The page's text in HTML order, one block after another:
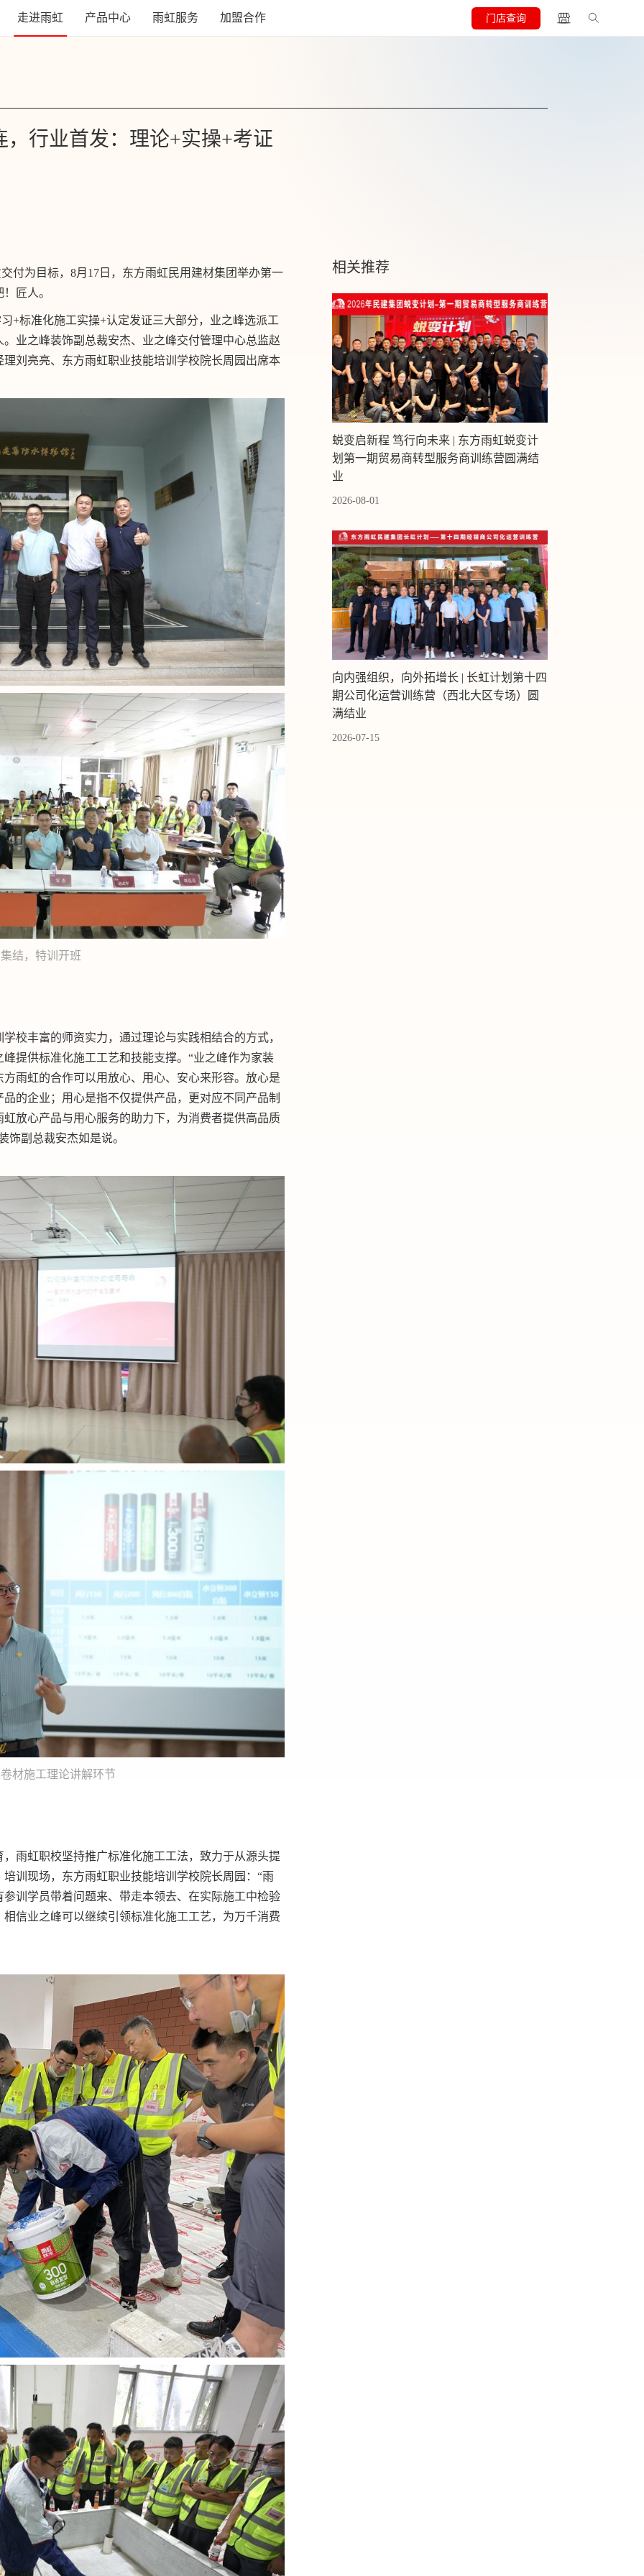
走进雨虹 产品中心 雨虹服务 加盟合作 门店查询
，行业首发：理论+实操+考证
为目标，8月17日，东方雨虹民用建材集团举办第一
匠人。
标准化施工实操+认定发证三大部分，业之峰选派工
业之峰装饰副总裁安杰、业之峰交付管理中心总监赵
刘亮亮、东方雨虹职业技能培训学校院长周园出席本
结，特训开班
校丰富的师资实力，通过理论与实践相结合的方式，
提供标准化施工工艺和技能支撑。“业之峰作为家装
雨虹的合作可以用放心、用心、安心来形容。放心是
的企业；用心是指不仅提供产品，更对应不同产品制
放心产品与用心服务的助力下，为消费者提供高品质
饰副总裁安杰如是说。
材施工理论讲解环节
雨虹职校坚持推广标准化施工工法，致力于从源头提
训现场，东方雨虹职业技能培训学校院长周园：“雨
训学员带着问题来、带走本领去、在实际施工中检验
信业之峰可以继续引领标准化施工工艺，为万千消费
相关推荐
蜕变启新程 笃行向未来 | 东方雨虹蜕变计
划第一期贸易商转型服务商训练营圆满结
业
2026-08-01
向内强组织，向外拓增长 | 长虹计划第十四
期公司化运营训练营（西北大区专场）圆
满结业
2026-07-15